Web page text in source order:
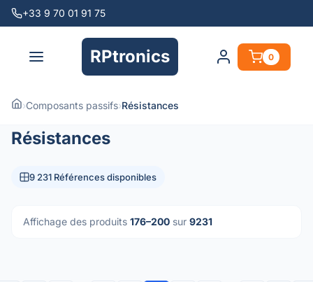
+33 9 70 01 91 75
RPtronics 0
›Composants passifs›Résistances
Résistances
9 231 Références disponibles
Affichage des produits 176–200 sur 9231